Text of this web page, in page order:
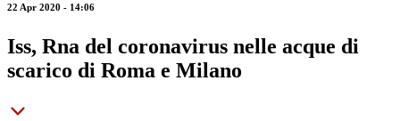
22 Apr 2020 - 14:06
Iss, Rna del coronavirus nelle acque di
scarico di Roma e Milano